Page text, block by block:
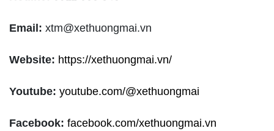
Email: xtm@xethuongmai.vn
Website: https://xethuongmai.vn/
Youtube: youtube.com/@xethuongmai
Facebook: facebook.com/xethuongmai.vn